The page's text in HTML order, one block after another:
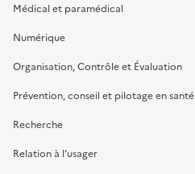
Médical et paramédical
Numérique
Organisation, Contrôle et Évaluation
Prévention, conseil et pilotage en santé
Recherche
Relation à l’usager